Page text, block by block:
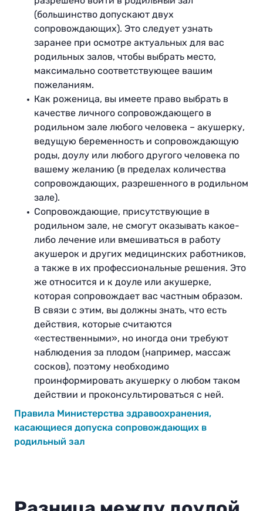
(большинство допускают двух
сопровождающих). Это следует узнать
заранее при осмотре актуальных для вас
родильных залов, чтобы выбрать место,
максимально соответствующее вашим
пожеланиям.
Как роженица, вы имеете право выбрать в
качестве личного сопровождающего в
родильном зале любого человека – акушерку,
ведущую беременность и сопровождающую
роды, доулу или любого другого человека по
вашему желанию (в пределах количества
сопровождающих, разрешенного в родильном
зале).
Сопровождающие, присутствующие в
родильном зале, не смогут оказывать какое-
либо лечение или вмешиваться в работу
акушерок и других медицинских работников,
а также в их профессиональные решения. Это
же относится и к доуле или акушерке,
которая сопровождает вас частным образом.
В связи с этим, вы должны знать, что есть
действия, которые считаются
«естественными», но иногда они требуют
наблюдения за плодом (например, массаж
сосков), поэтому необходимо
проинформировать акушерку о любом таком
действии и проконсультироваться с ней.
Правила Министерства здравоохранения,
касающиеся допуска сопровождающих в
родильный зал